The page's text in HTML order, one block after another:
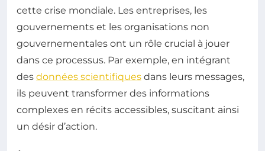
cette crise mondiale. Les entreprises, les
gouvernements et les organisations non
gouvernementales ont un rôle crucial à jouer
dans ce processus. Par exemple, en intégrant
des données scientifiques dans leurs messages,
ils peuvent transformer des informations
complexes en récits accessibles, suscitant ainsi
un désir d’action.